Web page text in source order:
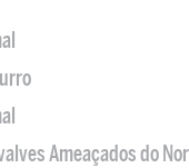
Ameaçados do